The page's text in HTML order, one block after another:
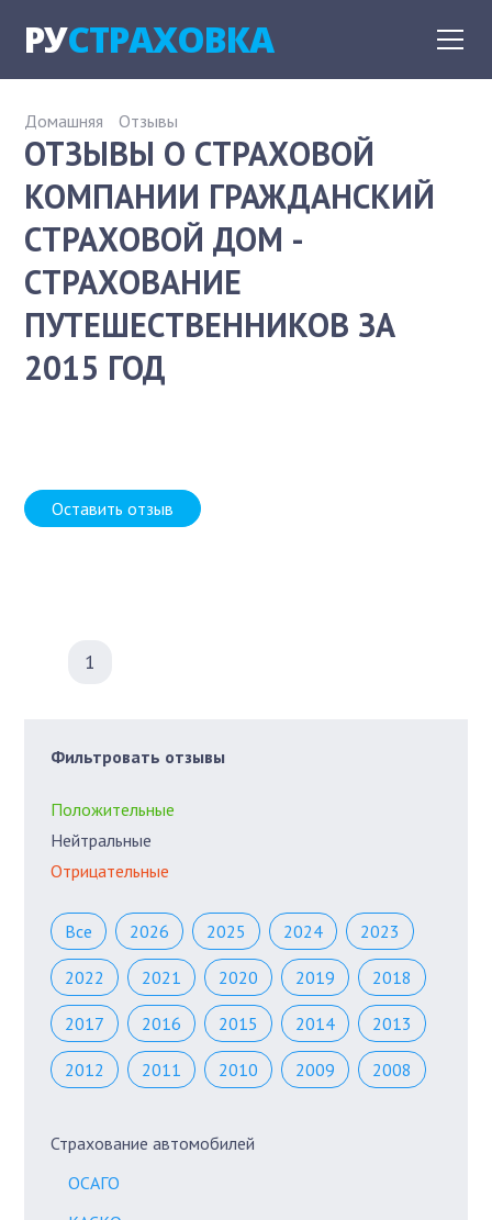
РУСТРАХОВКА
Домашняя Отзывы
ОТЗЫВЫ О СТРАХОВОЙ
КОМПАНИИ ГРАЖДАНСКИЙ
СТРАХОВОЙ ДОМ -
СТРАХОВАНИЕ
ПУТЕШЕСТВЕННИКОВ ЗА
2015 ГОД
Оставить отзыв
1
Фильтровать отзывы
Положительные
Нейтральные
Отрицательные
Все 2026 2025 2024 2023
2022 2021 2020 2019 2018
2017 2016 2015 2014 2013
2012 2011 2010 2009 2008
Страхование автомобилей
ОСАГО